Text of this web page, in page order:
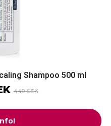
Shampoo 500 ml
449 SEK